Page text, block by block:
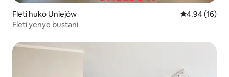
Fleti huko Uniejów Ukadiriaji wa
4.94 (16)
Fleti yenye bustani